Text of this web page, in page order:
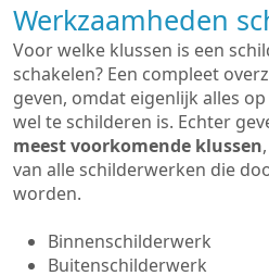
Werkzaamheden
Voor welke klussen is een
schakelen? Een compleet
geven, omdat eigenlijk alles
wel te schilderen is. Echter
meest voorkomende klussen
van alle schilderwerken die
worden.
Binnenschilderwerk
Buitenschilderwerk